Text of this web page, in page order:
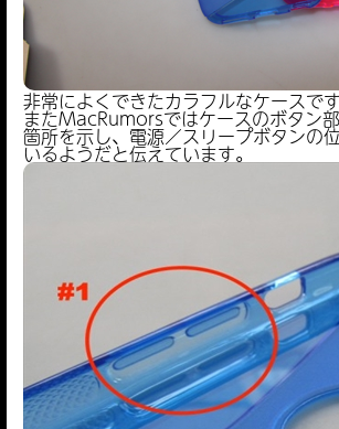
非常によくできたカラフルなケースです
またMacRumorsではケースのボタン
箇所を示し、電源／スリープボタンの
いるようだと伝えています。